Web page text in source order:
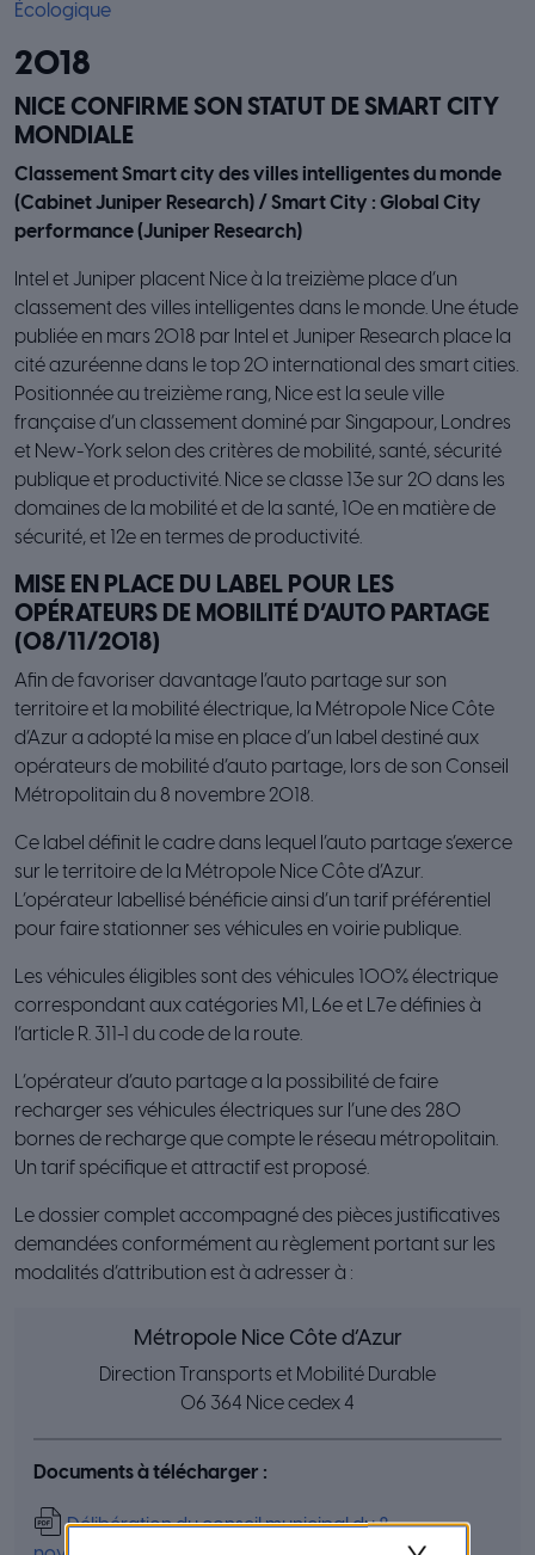
Écologique
2018
NICE CONFIRME SON STATUT DE SMART CITY
MONDIALE
Classement Smart city des villes intelligentes du monde
(Cabinet Juniper Research) / Smart City : Global City
performance (Juniper Research)
Intel et Juniper placent Nice à la treizième place d’un
classement des villes intelligentes dans le monde. Une étude
publiée en mars 2018 par Intel et Juniper Research place la
cité azuréenne dans le top 20 international des smart cities.
Positionnée au treizième rang, Nice est la seule ville
française d’un classement dominé par Singapour, Londres
et New-York selon des critères de mobilité, santé, sécurité
publique et productivité. Nice se classe 13e sur 20 dans les
domaines de la mobilité et de la santé, 10e en matière de
sécurité, et 12e en termes de productivité.
MISE EN PLACE DU LABEL POUR LES
OPÉRATEURS DE MOBILITÉ D’AUTO PARTAGE
(08/11/2018)
Afin de favoriser davantage l’auto partage sur son
territoire et la mobilité électrique, la Métropole Nice Côte
d’Azur a adopté la mise en place d’un label destiné aux
opérateurs de mobilité d’auto partage, lors de son Conseil
Métropolitain du 8 novembre 2018.
Ce label définit le cadre dans lequel l’auto partage s’exerce
sur le territoire de la Métropole Nice Côte d’Azur.
L’opérateur labellisé bénéficie ainsi d’un tarif préférentiel
pour faire stationner ses véhicules en voirie publique.
Les véhicules éligibles sont des véhicules 100% électrique
correspondant aux catégories M1, L6e et L7e définies à
l’article R. 311-1 du code de la route.
L’opérateur d’auto partage a la possibilité de faire
recharger ses véhicules électriques sur l’une des 280
bornes de recharge que compte le réseau métropolitain.
Un tarif spécifique et attractif est proposé.
Le dossier complet accompagné des pièces justificatives
demandées conformément au règlement portant sur les
modalités d’attribution est à adresser à :
Métropole Nice Côte d’Azur
Direction Transports et Mobilité Durable
06 364 Nice cedex 4
Documents à télécharger :
Délibération du conseil municipal du 8